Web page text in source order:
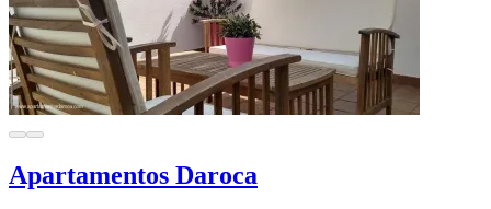
Apartamentos Daroca